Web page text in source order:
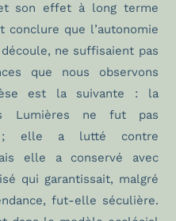
son effet à long terme
que l’autonomie
ne suffisaient pas
que nous observons
est la suivante : la
Lumières ne fut pas
; elle a lutté contre
elle a conservé avec
qui garantissait, malgré
fut-elle séculière.